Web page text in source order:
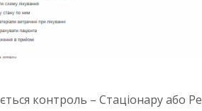
контроль – Стаціонару або